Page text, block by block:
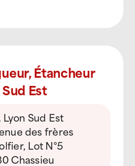
Étancheur
Est
Lyon Sud Est
des frères
Lot N°5
Chassieu